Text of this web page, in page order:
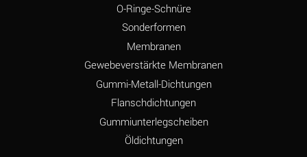
Ammonium Hydroxide
A
(Aqueous)
Ammonium Nitrite
A
O-Ringe-Schnüre
Sonderformen
Membranen
Gewebeverstärkte Membranen
Gummi-Metall-Dichtungen
Flanschdichtungen
Gummiunterlegscheiben
Öldichtungen